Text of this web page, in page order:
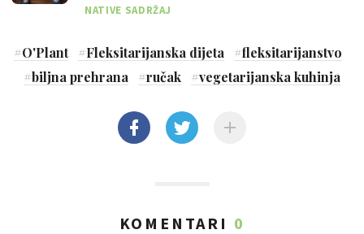
NATIVE SADRŽAJ
#O'Plant #Fleksitarijanska dijeta #fleksitarijanstvo
#biljna prehrana #ručak #vegetarijanska kuhinja
KOMENTARI 0